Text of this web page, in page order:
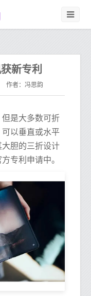
新专利
作者：冯思韵
是大多数可折
以垂直或水平
胆的三折设计
专利申请中。